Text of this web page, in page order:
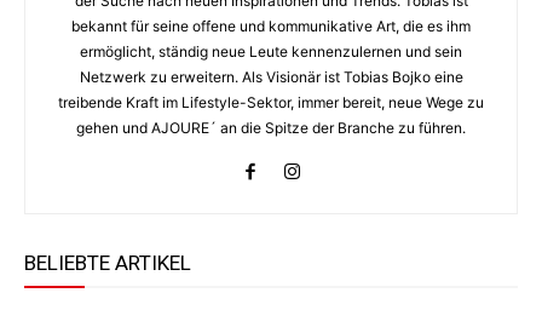
bekannt für seine offene und kommunikative Art, die es ihm
ermöglicht, ständig neue Leute kennenzulernen und sein
Netzwerk zu erweitern. Als Visionär ist Tobias Bojko eine
treibende Kraft im Lifestyle-Sektor, immer bereit, neue Wege zu
gehen und AJOURE´ an die Spitze der Branche zu führen.
BELIEBTE ARTIKEL